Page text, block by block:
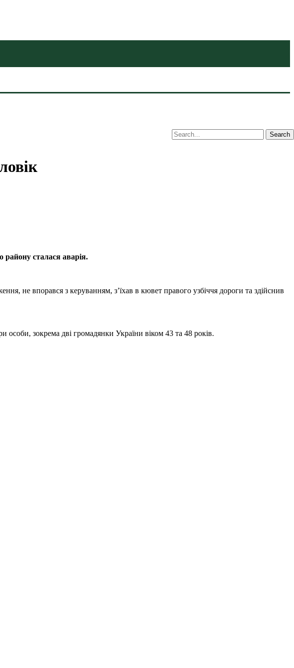
району сталася аварія.
не впорався з керуванням, з’їхав в кювет правого узбіччя дороги та здійснив
особи, зокрема дві громадянки України віком 43 та 48 років.